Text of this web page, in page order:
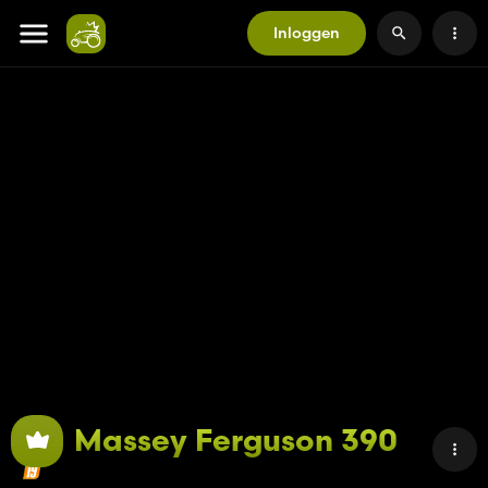
Inloggen
Massey Ferguson 390